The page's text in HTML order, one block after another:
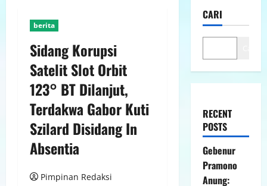
berita
Sidang Korupsi
Satelit Slot Orbit
123° BT Dilanjut,
Terdakwa Gabor Kuti
Szilard Disidang In
Absentia
Pimpinan Redaksi
CARI
RECENT
POSTS
Gebenur
Pramono
Anung: